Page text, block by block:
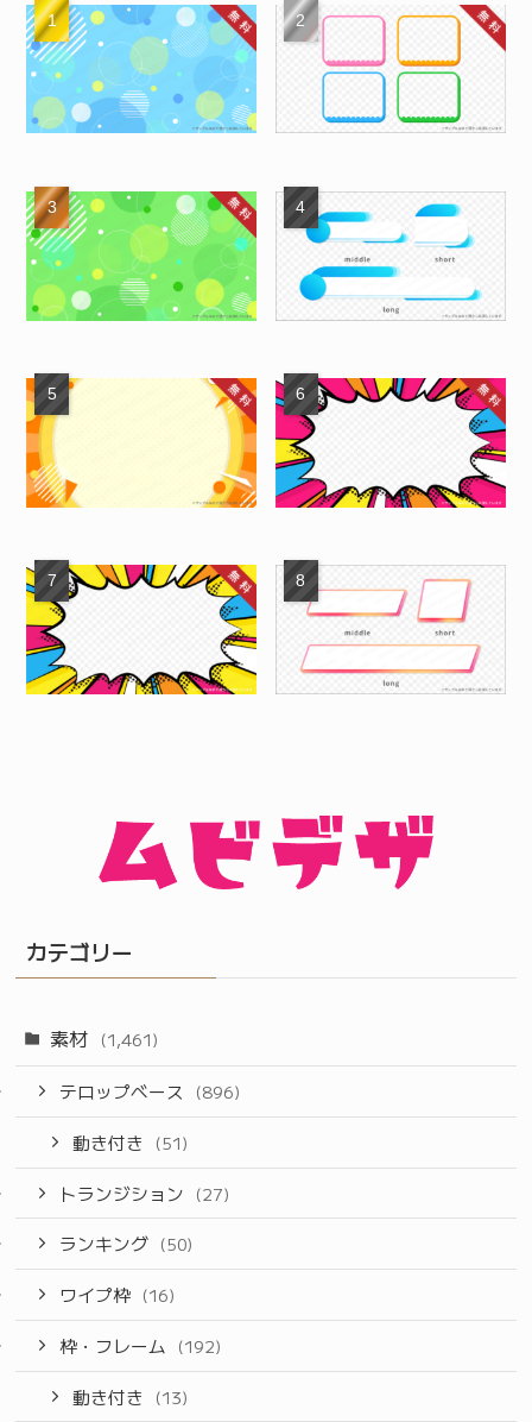
カテゴリー
素材 (1,461)
テロップベース (896)
動き付き (51)
トランジション (27)
ランキング (50)
ワイプ枠 (16)
枠・フレーム (192)
動き付き (13)